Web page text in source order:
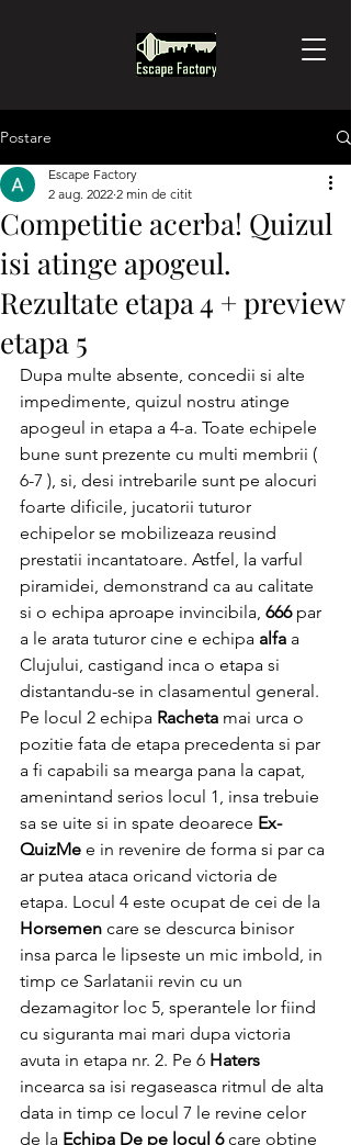
Postare
Competitie acerba! Quizul
isi atinge apogeul.
Rezultate etapa 4 + preview
etapa 5
Escape Factory
2 aug. 2022 2 min de citit
Dupa multe absente, concedii si alte
impedimente, quizul nostru atinge
apogeul in etapa a 4-a. Toate echipele
bune sunt prezente cu multi membrii (
6-7 ), si, desi intrebarile sunt pe alocuri
foarte dificile, jucatorii tuturor
echipelor se mobilizeaza reusind
prestatii incantatoare. Astfel, la varful
piramidei, demonstrand ca au calitate
si o echipa aproape invincibila, 666 par
a le arata tuturor cine e echipa alfa a
Clujului, castigand inca o etapa si
distantandu-se in clasamentul general.
Pe locul 2 echipa Racheta mai urca o
pozitie fata de etapa precedenta si par
a fi capabili sa mearga pana la capat,
amenintand serios locul 1, insa trebuie
sa se uite si in spate deoarece Ex-
QuizMe e in revenire de forma si par ca
ar putea ataca oricand victoria de
etapa. Locul 4 este ocupat de cei de la
Horsemen care se descurca binisor
insa parca le lipseste un mic imbold, in
timp ce Sarlatanii revin cu un
dezamagitor loc 5, sperantele lor fiind
cu siguranta mai mari dupa victoria
avuta in etapa nr. 2. Pe 6 Haters
incearca sa isi regaseasca ritmul de alta
data in timp ce locul 7 le revine celor
de la Echipa De pe locul 6 care obtine